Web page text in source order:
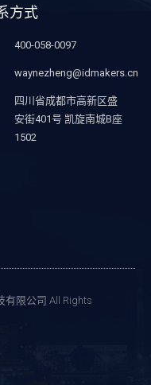
方式
400-058-0097
waynezheng@idmakers.cn
四川省成都市高新区盛
安街401号 凯旋南城B座
1502
有限公司 All Rights